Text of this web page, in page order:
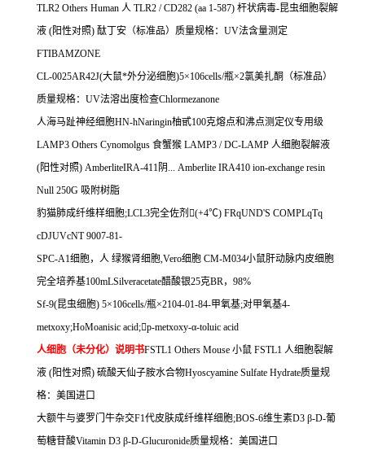
TLR2 Others Human 人 TLR2 / CD282 (aa 1-587) 杆状病毒-昆虫细胞裂解
液 (阳性对照) 酞丁安（标准品）质量规格： UV法含量测定
FTIBAMZONE
CL-0025AR42J(大鼠*外分泌细胞)5×106cells/瓶×2氯美扎酮（标准品）
质量规格： UV法溶出度检查Chlormezanone
人海马趾神经细胞HN-hNaringin柚甙100克熔点和沸点测定仪专用级
LAMP3 Others Cynomolgus 食蟹猴 LAMP3 / DC-LAMP 人细胞裂解液
(阳性对照) AmberliteIRA-411 阴 ... Amberlite IRA410 ion-exchange resin
Null 250G 吸附树脂
豹猫肺成纤维样细胞;LCL3完全佐剂 (+4℃) FRqUND'S COMPLqTq
cDJUVcNT 9007-81-
SPC-A1细胞，人 绿猴肾细胞 ,Vero细胞 CM-M034小鼠肝动脉内皮细胞
完全培养基100mLSilveracetate醋酸银25克BR ， 98%
Sf-9(昆虫细胞) 5×106cells/瓶×2104-01-84-甲氧基;对甲氧基4-
metxoxy;HoMoanisic acid;p-metxoxy-α-toluic acid
人细胞（未分化）说明书FSTL1 Others Mouse 小鼠 FSTL1 人细胞裂解
液 (阳性对照) 硫酸天仙子胺水合物Hyoscyamine Sulfate Hydrate质量规
格：美国进口
大额牛与婆罗门牛杂交F1代皮肤成纤维样细胞;BOS-6维生素D3 β-D-葡
萄糖苷酸Vitamin D3 β-D-Glucuronide质量规格：美国进口